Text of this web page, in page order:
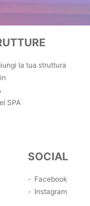
la tua struttura
SPA
SOCIAL
Facebook
Instagram